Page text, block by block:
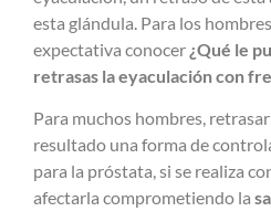
esta glándula. Para los
expectativa conocer ¿Qué le
retrasas la eyaculación con
Para muchos hombres,
resultado una forma de
para la próstata, si se realiza
afectarla comprometiendo la